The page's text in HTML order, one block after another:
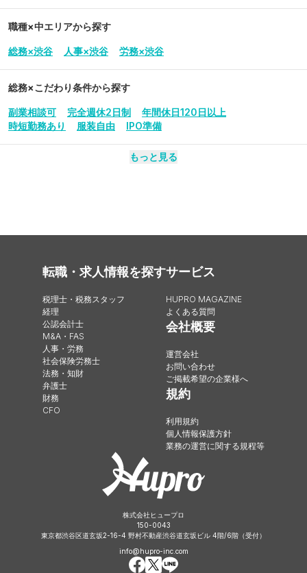
職種×中エリアから探す
総務×渋谷 人事×渋谷 労務×渋谷
総務×こだわり条件から探す
副業相談可 完全週休2日制
年間休日120日以上
時短勤務あり
服装自由 IPO準備
もっと見る
転職・求人情報を探す
税理士・税務スタッフ
経理
公認会計士
M&A・FAS
人事・労務
社会保険労務士
法務・知財
弁護士
財務
CFO
サービス
HUPRO MAGAZINE
よくある質問
会社概要
運営会社
お問い合わせ
ご掲載希望の企業様へ
規約
利用規約
個人情報保護方針
業務の運営に関する規程等
株式会社ヒュープロ
150-0043
東京都渋谷区道玄坂2-16-4 野村不動産渋谷道玄坂ビル 4階/6階（受付）
info@hupro-inc.com